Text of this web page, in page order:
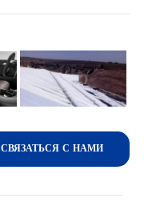
СВЯЗАТЬСЯ С НАМИ